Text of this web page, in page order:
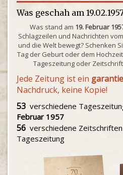
Was geschah am
Was stand am 19. Februar
Schlagzeilen und Nachrichten
und die Welt bewegt? Schenken
Tag der Geburt oder dem
Tageszeitung oder
Jede Zeitung ist ein
Nachdruck, keine Kopie!
53 verschiedene
Februar 1957
56 verschiedene
Tageszeitung